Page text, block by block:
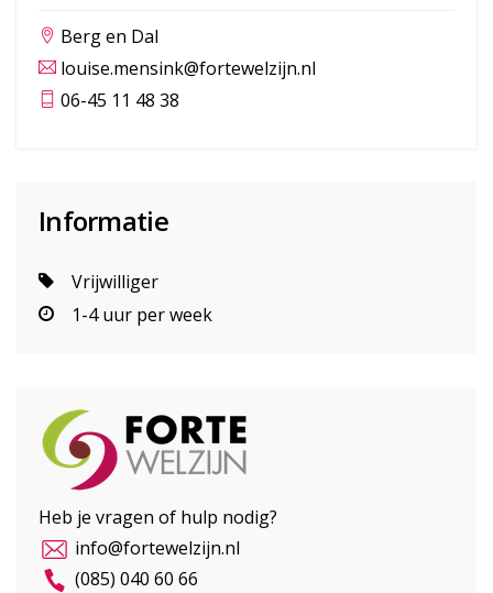
Berg en Dal
louise.mensink@fortewelzijn.nl
06-45 11 48 38
Informatie
Vrijwilliger
1-4 uur per week
Heb je vragen of hulp nodig?
info@fortewelzijn.nl
(085) 040 60 66